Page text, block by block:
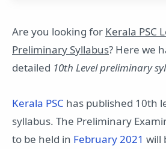
Are you looking for Kerala PSC
Preliminary Syllabus? Here we
detailed 10th Level preliminary
Kerala PSC has published 10th
syllabus. The Preliminary
to be held in February 2021 will